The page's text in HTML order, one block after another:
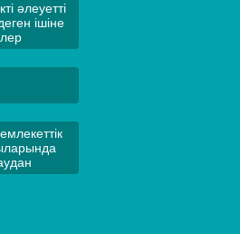
әлеуетті
ішіне